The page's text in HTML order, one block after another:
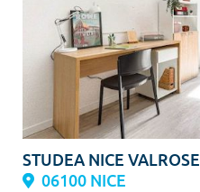
STUDEA NICE VALROSE
06100 NICE